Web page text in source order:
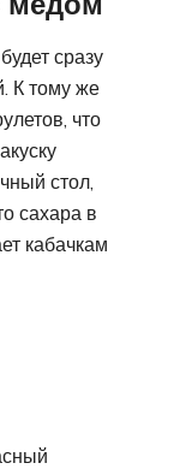
сразу
К тому же
что
стол,
сахара в
кабачкам